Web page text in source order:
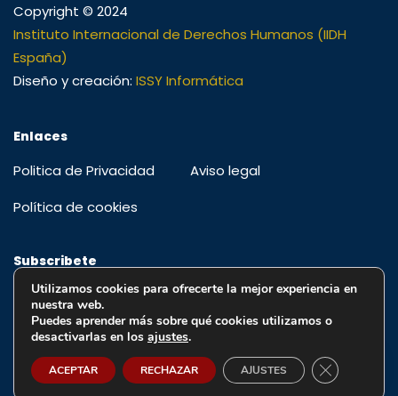
Copyright © 2024
Instituto Internacional de Derechos Humanos (IIDH
España)
Diseño y creación: ISSY Informática
Enlaces
Politica de Privacidad
Aviso legal
Política de cookies
Subscribete
Regístrese para recibir alertas, ofertas especiales y
educación y actualizaciones
Utilizamos cookies para ofrecerte la mejor experiencia en
nuestra web.
Puedes aprender más sobre qué cookies utilizamos o
desactivarlas en los ajustes.
ACEPTAR RECHAZAR AJUSTES Cerrar el